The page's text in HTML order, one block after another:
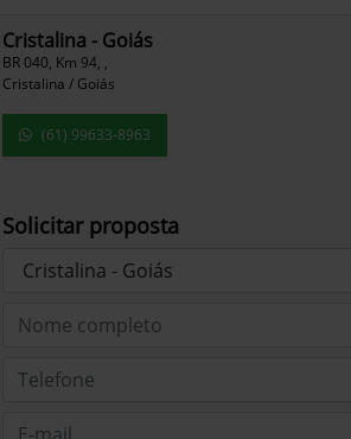
Cristalina - Goiás
BR 040, Km 94, ,
Cristalina / Goiás
(61) 99633-8963
Solicitar proposta